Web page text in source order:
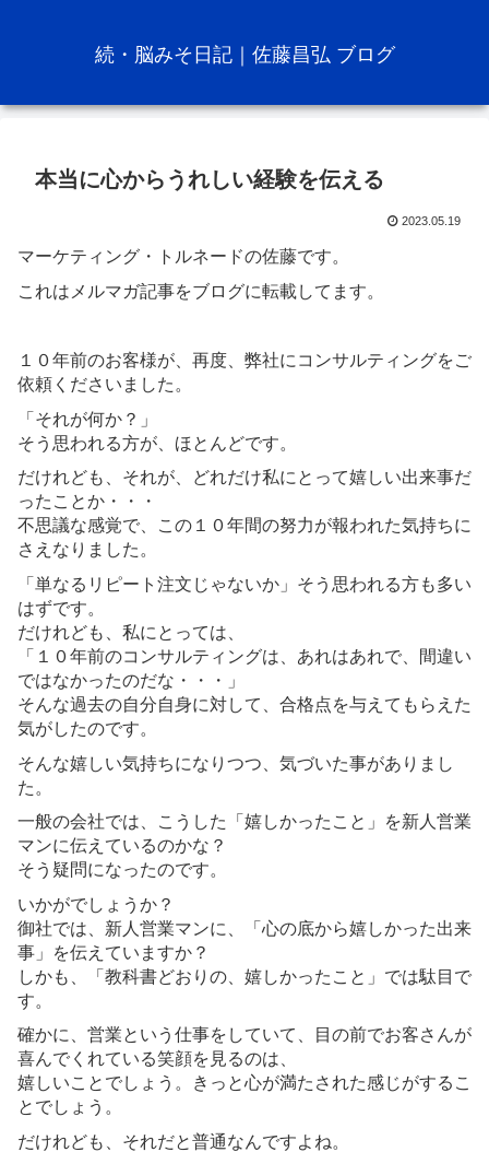
続・脳みそ日記｜佐藤昌弘 ブログ
本当に心からうれしい経験を伝える
2023.05.19
マーケティング・トルネードの佐藤です。
これはメルマガ記事をブログに転載してます。
１０年前のお客様が、再度、弊社にコンサルティングをご
依頼くださいました。
「それが何か？」
そう思われる方が、ほとんどです。
だけれども、それが、どれだけ私にとって嬉しい出来事だ
ったことか・・・
不思議な感覚で、この１０年間の努力が報われた気持ちに
さえなりました。
「単なるリピート注文じゃないか」そう思われる方も多い
はずです。
だけれども、私にとっては、
「１０年前のコンサルティングは、あれはあれで、間違い
ではなかったのだな・・・」
そんな過去の自分自身に対して、合格点を与えてもらえた
気がしたのです。
そんな嬉しい気持ちになりつつ、気づいた事がありまし
た。
一般の会社では、こうした「嬉しかったこと」を新人営業
マンに伝えているのかな？
そう疑問になったのです。
いかがでしょうか？
御社では、新人営業マンに、「心の底から嬉しかった出来
事」を伝えていますか？
しかも、「教科書どおりの、嬉しかったこと」では駄目で
す。
確かに、営業という仕事をしていて、目の前でお客さんが
喜んでくれている笑顔を見るのは、
嬉しいことでしょう。きっと心が満たされた感じがするこ
とでしょう。
だけれども、それだと普通なんですよね。